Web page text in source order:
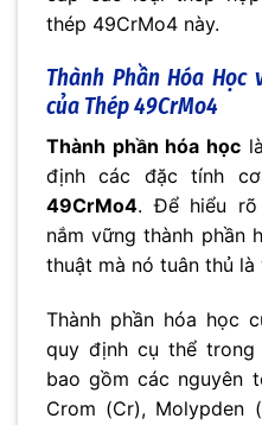
thép 49CrMo4 này.
Thành Phần Hóa Học
của Thép 49CrMo4
Thành phần hóa học
định các đặc tính
49CrMo4. Để hiểu rõ
nắm vững thành phần
thuật mà nó tuân thủ
Thành phần hóa học
quy định cụ thể trong
bao gồm các nguyên
Crom (Cr), Molypden